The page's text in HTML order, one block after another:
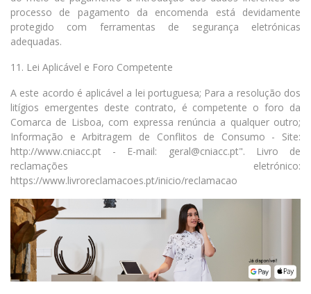
processo de pagamento da encomenda está devidamente
protegido com ferramentas de segurança eletrónicas
adequadas.
11. Lei Aplicável e Foro Competente
A este acordo é aplicável a lei portuguesa; Para a resolução dos
litígios emergentes deste contrato, é competente o foro da
Comarca de Lisboa, com expressa renúncia a qualquer outro;
Informação e Arbitragem de Conflitos de Consumo - Site:
http://www.cniacc.pt - E-mail: geral@cniacc.pt". Livro de
reclamações eletrónico:
https://www.livroreclamacoes.pt/inicio/reclamacao